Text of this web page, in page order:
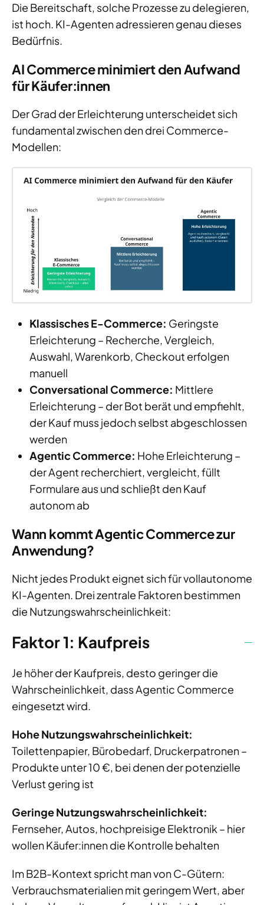
Die Bereitschaft, solche Prozesse zu delegieren,
ist hoch. KI-Agenten adressieren genau dieses
Bedürfnis.
AI Commerce minimiert den Aufwand
für Käufer:innen
Der Grad der Erleichterung unterscheidet sich
fundamental zwischen den drei Commerce-
Modellen:
Klassisches E-Commerce: Geringste
Erleichterung – Recherche, Vergleich,
Auswahl, Warenkorb, Checkout erfolgen
manuell
Conversational Commerce: Mittlere
Erleichterung – der Bot berät und empfiehlt,
der Kauf muss jedoch selbst abgeschlossen
werden
Agentic Commerce: Hohe Erleichterung –
der Agent recherchiert, vergleicht, füllt
Formulare aus und schließt den Kauf
autonom ab
Wann kommt Agentic Commerce zur
Anwendung?
Nicht jedes Produkt eignet sich für vollautonome
KI-Agenten. Drei zentrale Faktoren bestimmen
die Nutzungswahrscheinlichkeit:
Faktor 1: Kaufpreis
Je höher der Kaufpreis, desto geringer die
Wahrscheinlichkeit, dass Agentic Commerce
eingesetzt wird.
Hohe Nutzungswahrscheinlichkeit:
Toilettenpapier, Bürobedarf, Druckerpatronen –
Produkte unter 10 €, bei denen der potenzielle
Verlust gering ist
Geringe Nutzungswahrscheinlichkeit:
Fernseher, Autos, hochpreisige Elektronik – hier
wollen Käufer:innen die Kontrolle behalten
Im B2B-Kontext spricht man von C-Gütern:
Verbrauchsmaterialien mit geringem Wert, aber